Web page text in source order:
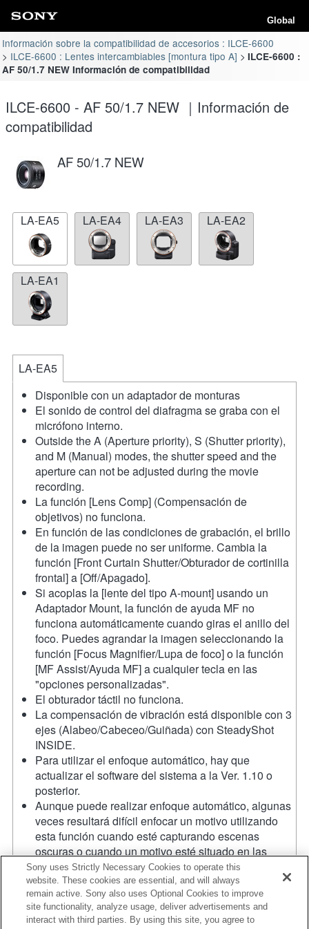
Global
Información sobre la compatibilidad de accesorios : ILCE-6600
ILCE-6600 : Lentes intercambiables [montura tipo A]
ILCE-6600 :
AF 50/1.7 NEW Información de compatibilidad
ILCE-6600 - AF 50/1.7 NEW ｜Información de
compatibilidad
AF 50/1.7 NEW
LA-EA5 LA-EA4 LA-EA3 LA-EA2
LA-EA1
LA-EA5
Disponible con un adaptador de monturas
El sonido de control del diafragma se graba con el
micrófono interno.
Outside the A (Aperture priority), S (Shutter priority),
and M (Manual) modes, the shutter speed and the
aperture can not be adjusted during the movie
recording.
La función [Lens Comp] (Compensación de
objetivos) no funciona.
En función de las condiciones de grabación, el brillo
de la imagen puede no ser uniforme. Cambia la
función [Front Curtain Shutter/Obturador de cortinilla
frontal] a [Off/Apagado].
Si acoplas la [lente del tipo A-mount] usando un
Adaptador Mount, la función de ayuda MF no
funciona automáticamente cuando giras el anillo del
foco. Puedes agrandar la imagen seleccionando la
función [Focus Magnifier/Lupa de foco] o la función
[MF Assist/Ayuda MF] a cualquier tecla en las
"opciones personalizadas".
El obturador táctil no funciona.
La compensación de vibración está disponible con 3
ejes (Alabeo/Cabeceo/Guiñada) con SteadyShot
INSIDE.
Para utilizar el enfoque automático, hay que
actualizar el software del sistema a la Ver. 1.10 o
posterior.
Aunque puede realizar enfoque automático, algunas
veces resultará difícil enfocar un motivo utilizando
esta función cuando esté capturando escenas
oscuras o cuando un motivo esté situado en las
esquinas de la pantalla o esté desenfocado
considerablemente.
Cuando haga disparo continuo en modo Hi+, Hi, o
Mid estando el modo de enfoque ajustado a AF-C, el
Sony uses Strictly Necessary Cookies to operate this
website. These cookies are essential, and will always
remain active. Sony also uses Optional Cookies to improve
site functionality, analyze usage, deliver advertisements and
interact with third parties. By using this site, you agree to